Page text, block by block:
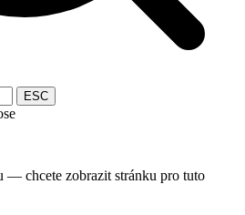
ESC
— chcete zobrazit stránku pro tuto